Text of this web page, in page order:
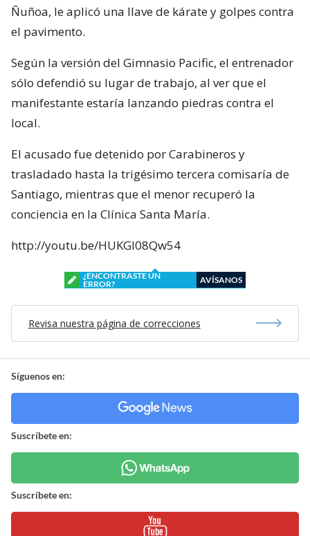
Ñuñoa, le aplicó una llave de kárate y golpes contra
el pavimento.
Según la versión del Gimnasio Pacific, el entrenador
sólo defendió su lugar de trabajo, al ver que el
manifestante estaría lanzando piedras contra el
local.
El acusado fue detenido por Carabineros y
trasladado hasta la trigésimo tercera comisaría de
Santiago, mientras que el menor recuperó la
conciencia en la Clínica Santa María.
http://youtu.be/HUKGl08Qw54
¿ENCONTRASTE UN
ERROR?
AVÍSANOS
Revisa nuestra página de correcciones
Síguenos en:
Suscríbete en:
Suscríbete en: